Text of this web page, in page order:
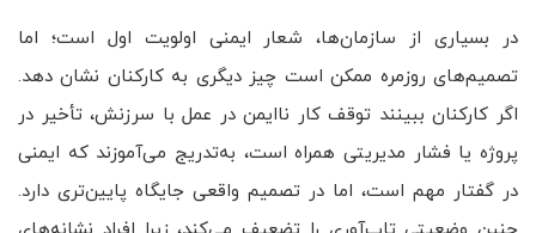
در بسیاری از سازمان‌ها، شعار ایمنی اولویت اول است؛ اما
تصمیم‌های روزمره ممکن است چیز دیگری به کارکنان نشان دهد.
اگر کارکنان ببینند توقف کار ناایمن در عمل با سرزنش، تأخیر در
پروژه یا فشار مدیریتی همراه است، به‌تدریج می‌آموزند که ایمنی
در گفتار مهم است، اما در تصمیم واقعی جایگاه پایین‌تری دارد.